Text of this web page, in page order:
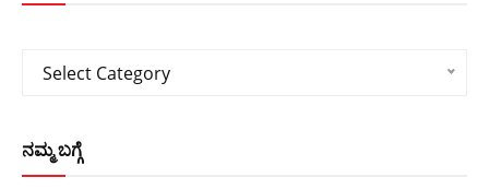
Categories
Select Category
ನಮ್ಮ ಬಗ್ಗೆ